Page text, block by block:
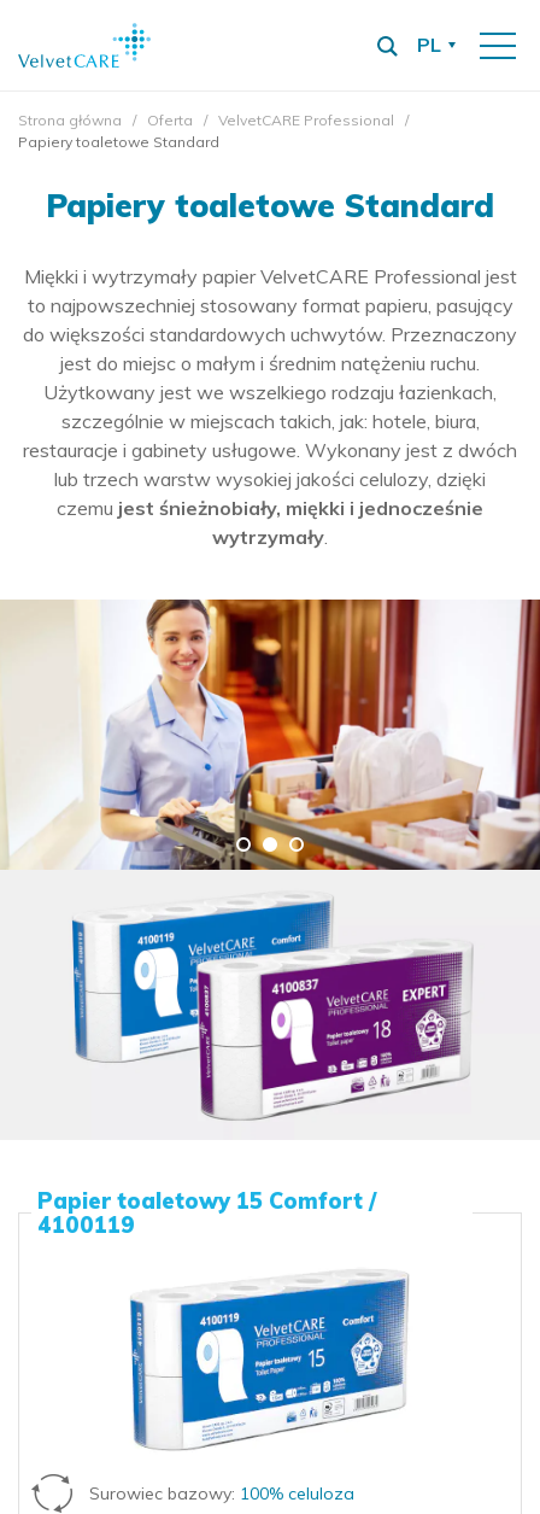
PL
Strona główna Oferta
VelvetCARE Professional
Papiery toaletowe Standard
Papiery toaletowe Standard
Miękki i wytrzymały papier VelvetCARE Professional jest
to najpowszechniej stosowany format papieru, pasujący
do większości standardowych uchwytów. Przeznaczony
jest do miejsc o małym i średnim natężeniu ruchu.
Użytkowany jest we wszelkiego rodzaju łazienkach,
szczególnie w miejscach takich, jak: hotele, biura,
restauracje i gabinety usługowe. Wykonany jest z dwóch
lub trzech warstw wysokiej jakości celulozy, dzięki
czemu jest śnieżnobiały, miękki i jednocześnie
wytrzymały.
Papier toaletowy 15 Comfort /
4100119
Surowiec bazowy: 100% celuloza